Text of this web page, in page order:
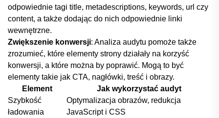
odpowiednie tagi title, metadescriptions, keywords, url czy
content, a także dodając do nich odpowiednie linki⁢
wewnętrzne.
Zwiększenie konwersji: ‍Analiza audytu pomoże także
zrozumieć, które elementy strony działały na ⁣korzyść
konwersji, a które można by poprawić. ‍Mogą⁤ to być
elementy takie jak CTA,⁤ nagłówki, treść⁤ i obrazy.
Element
Jak wykorzystać audyt
Szybkość
ładowania
Optymalizacja obrazów, redukcja
JavaScript i CSS